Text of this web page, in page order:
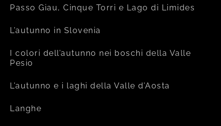
Passo Giau, Cinque Torri e Lago di Limides
L’autunno in Slovenia
I colori dell’autunno nei boschi della Valle
Pesio
L’autunno e i laghi della Valle d’Aosta
Langhe